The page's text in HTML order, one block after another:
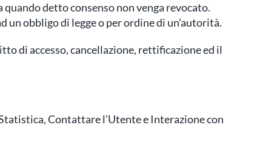
detto consenso non venga revocato.
obbligo di legge o per ordine di un’autorità.
di accesso, cancellazione, rettificazione ed il
Contattare l’Utente e Interazione con